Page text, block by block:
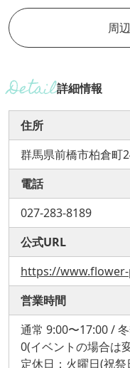
周
詳細情報
住所
群馬県前橋市柏倉町
電話
027-283-8189
公式URL
https://
営業時間
通常 9:00〜17:00 /
0(イベントの場合は
定休日：火曜日(祝